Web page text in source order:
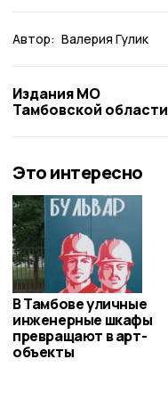
Автор: Валерия Гулик
Издания МО
Тамбовской области
Это интересно
В Тамбове уличные
инженерные шкафы
превращают в арт-
объекты